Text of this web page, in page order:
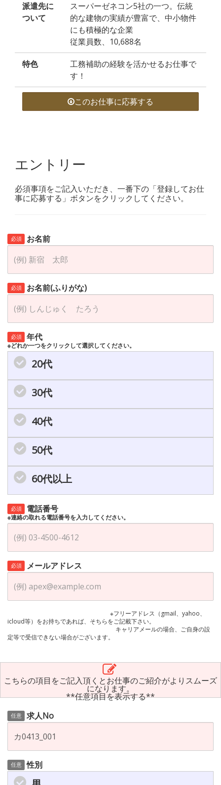
派遣先に
ついて
スーパーゼネコン5社の一つ。伝統
的な建物の実績が豊富で、中小物件
にも積極的な企業
従業員数、10,688名
特色
工務補助の経験を活かせるお仕事で
す！
このお仕事に応募する
エントリー
必須事項をご記入いただき、一番下の「登録してお仕
事に応募する」ボタンをクリックしてください。
必須 お名前
必須 お名前(ふりがな)
必須 年代
※どれか一つをクリックして選択してください。
20代
30代
40代
50代
60代以上
必須 電話番号
※連絡の取れる電話番号を入力してください。
必須 メールアドレス
※フリーアドレス（gmail、yahoo、
icloud等）をお持ちであれば、そちらをご記載下さい。
キャリアメールの場合、ご自身の設
定等で受信できない場合がございます。
こちらの項目をご記入頂くとお仕事のご紹介がよりスムーズ
になります。
**任意項目を表示する**
任意 求人No
任意 性別